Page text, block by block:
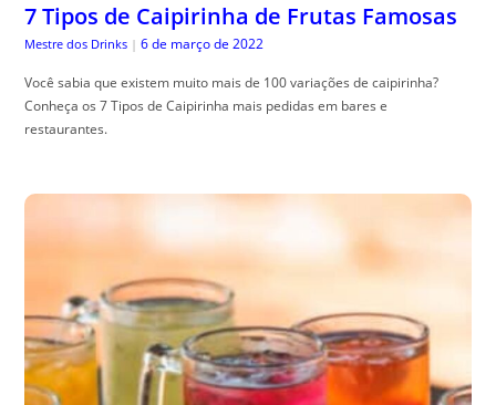
7 Tipos de Caipirinha de Frutas Famosas
Mestre dos Drinks | 6 de março de 2022
Você sabia que existem muito mais de 100 variações de caipirinha?
Conheça os 7 Tipos de Caipirinha mais pedidas em bares e
restaurantes.